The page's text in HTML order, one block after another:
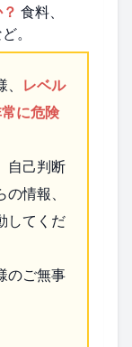
食料、
。
レベル
に危険
自己判断
情報、
してくだ
のご無事